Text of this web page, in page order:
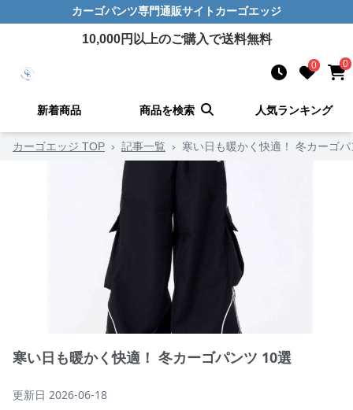
カーゴパンツ専門通販サイト カーゴエッジ
10,000円以上のご購入で送料無料
0 0
新着商品 商品を検索 人気ランキング
カーゴエッジ TOP › 記事一覧 › 寒い日も暖かく快適！ 冬カーゴ
寒い日も暖かく快適！ 冬カーゴパンツ 10選
更新日 2026-06-18